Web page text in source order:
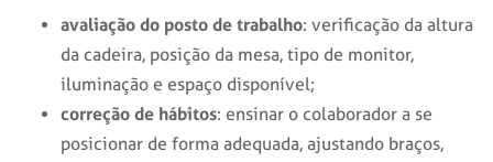
avaliação do posto de trabalho: verificação da altura
da cadeira, posição da mesa, tipo de monitor,
iluminação e espaço disponível;
correção de hábitos: ensinar o colaborador a se
posicionar de forma adequada, ajustando braços,